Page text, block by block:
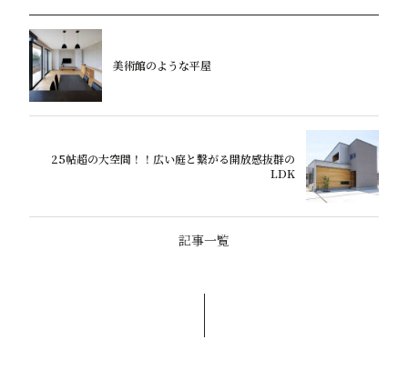
美術館のような平屋
記事一覧
25帖超の大空間！！広い庭と繋がる開放感抜群の
LDK